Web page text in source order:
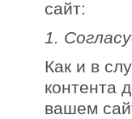
сайт:
1.
Как и в
контента
вашем